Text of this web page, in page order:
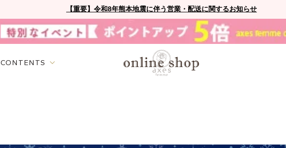
【重要】令和8年熊本地震に伴う営業・配送に関するお知らせ
CONTENTS